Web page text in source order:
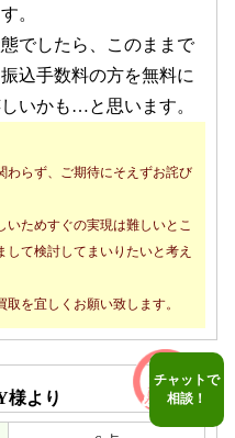
。
でしたら、このままで
込手数料の方を無料に
いかも…と思います。
わらず、ご期待にそえずお詫び
ためすぐの実現は難しいとこ
て検討してまいりたいと考え
を宜しくお願い致します。
様より
チャットで
相談！